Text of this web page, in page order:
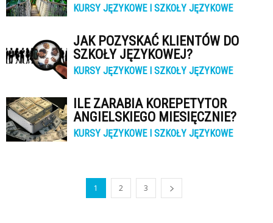
KURSY JĘZYKOWE I SZKOŁY JĘZYKOWE
JAK POZYSKAĆ KLIENTÓW DO
SZKOŁY JĘZYKOWEJ?
KURSY JĘZYKOWE I SZKOŁY JĘZYKOWE
ILE ZARABIA KOREPETYTOR
ANGIELSKIEGO MIESIĘCZNIE?
KURSY JĘZYKOWE I SZKOŁY JĘZYKOWE
1 2 3